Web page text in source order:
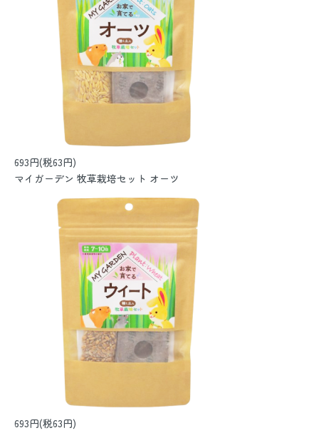
693円(税63円)
マイガーデン 牧草栽培セット オーツ
693円(税63円)